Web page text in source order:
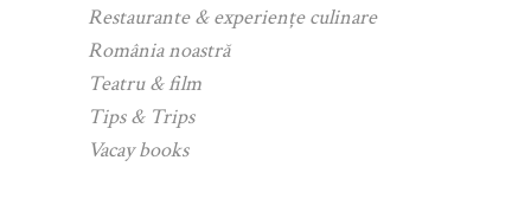
Restaurante & experiențe culinare
România noastră
Teatru & film
Tips & Trips
Vacay books